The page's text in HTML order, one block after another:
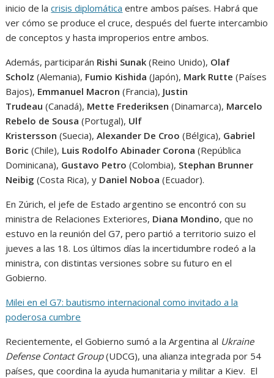
inicio de lacrisis diplomática entre ambos países. Habrá que
ver cómo se produce el cruce, después del fuerte intercambio
de conceptos y hasta improperios entre ambos.
Además, participarán Rishi Sunak (Reino Unido), Olaf
Scholz(Alemania), Fumio Kishida (Japón), Mark Rutte(Países
Bajos), Emmanuel Macron (Francia), Justin
Trudeau(Canadá), Mette Frederiksen (Dinamarca), Marcelo
Rebelo de Sousa (Portugal), Ulf
Kristersson(Suecia),Alexander De Croo(Bélgica), Gabriel
Boric (Chile), Luis Rodolfo Abinader Corona(República
Dominicana), Gustavo Petro (Colombia), Stephan Brunner
Neibig (Costa Rica), y Daniel Noboa(Ecuador).
En Zúrich, el jefe de Estado argentino se encontró con su
ministra de Relaciones Exteriores, Diana Mondino, que no
estuvo en la reunión del G7, pero partió a territorio suizo el
jueves a las 18. Los últimos días la incertidumbre rodeó a la
ministra, con distintas versiones sobre su futuro en el
Gobierno.
Milei en el G7: bautismo internacional como invitado a la
poderosa cumbre
Recientemente, el Gobierno sumó a la Argentina al Ukraine
Defense Contact Group(UDCG), una alianza integrada por 54
países, que coordina la ayuda humanitaria y militar a Kiev. El